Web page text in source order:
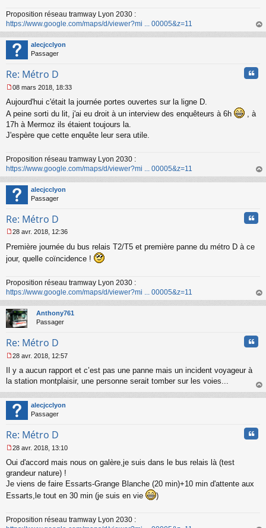
Proposition réseau tramway Lyon 2030 :
https://www.google.com/maps/d/viewer?mi ... 00005&z=11
au
alecjcclyon
Passager
Re: Métro D
e
s
s
a
g
n
o
n
l
u
08 mars 2018, 18:33
Aujourd'hui c'était la journée portes ouvertes sur la ligne D.
A peine sorti du lit, j'ai eu droit à un interview des enquêteurs à 6h
, à
17h à Mermoz ils étaient toujours la.
J'espère que cette enquête leur sera utile.
Proposition réseau tramway Lyon 2030 :
https://www.google.com/maps/d/viewer?mi ... 00005&z=11
au
alecjcclyon
Passager
Re: Métro D
e
s
g
e
n
o
n
l
28 avr. 2018, 12:36
Première journée du bus relais T2/T5 et première panne du métro D à ce
jour, quelle coïncidence !
Proposition réseau tramway Lyon 2030 :
https://www.google.com/maps/d/viewer?mi ... 00005&z=11
au
Anthony761
Passager
Re: Métro D
e
s
a
g
e
o
l
u
28 avr. 2018, 12:57
Il y a aucun rapport et c’est pas une panne mais un incident voyageur à
la station montplaisir, une personne serait tomber sur les voies...
au
alecjcclyon
Passager
Re: Métro D
e
s
s
g
n
o
28 avr. 2018, 13:10
Oui d'accord mais nous on galère,je suis dans le bus relais là (test
grandeur nature) !
Je viens de faire Essarts-Grange Blanche (20 min)+10 min d'attente aux
Essarts,le tout en 30 min (je suis en vie
)
Proposition réseau tramway Lyon 2030 :